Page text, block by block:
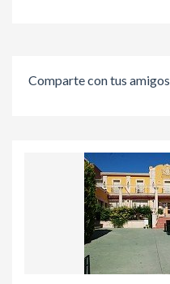
Comparte con tus amigos